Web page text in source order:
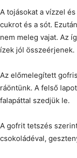
A tojásokat a vízzel
cukrot és a sót.
nem meleg vajat. Az
ízek jól összeérjenek.
Az előmelegített
ráöntünk. A felső
falapáttal szedjük le.
A gofrit tetszés
csokoládéval,